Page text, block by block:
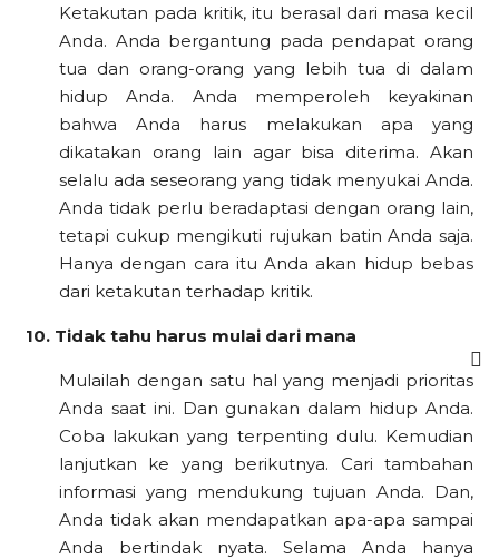
Ketakutan pada kritik, itu berasal dari masa kecil
Anda. Anda bergantung pada pendapat orang
tua dan orang-orang yang lebih tua di dalam
hidup Anda. Anda memperoleh keyakinan
bahwa Anda harus melakukan apa yang
dikatakan orang lain agar bisa diterima. Akan
selalu ada seseorang yang tidak menyukai Anda.
Anda tidak perlu beradaptasi dengan orang lain,
tetapi cukup mengikuti rujukan batin Anda saja.
Hanya dengan cara itu Anda akan hidup bebas
dari ketakutan terhadap kritik.
10. Tidak tahu harus mulai dari mana
Mulailah dengan satu hal yang menjadi prioritas
Anda saat ini. Dan gunakan dalam hidup Anda.
Coba lakukan yang terpenting dulu. Kemudian
lanjutkan ke yang berikutnya. Cari tambahan
informasi yang mendukung tujuan Anda. Dan,
Anda tidak akan mendapatkan apa-apa sampai
Anda bertindak nyata. Selama Anda hanya